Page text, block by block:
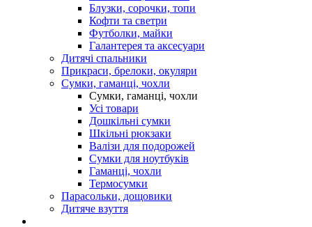
Блузки, сорочки, топи
Кофти та светри
Футболки, майки
Галантерея та аксесуари
Дитячі спальники
Прикраси, брелоки, окуляри
Сумки, гаманці, чохли
Сумки, гаманці, чохли
Усі товари
Дошкільні сумки
Шкільні рюкзаки
Валізи для подорожей
Сумки для ноутбуків
Гаманці, чохли
Термосумки
Парасольки, дощовики
Дитяче взуття